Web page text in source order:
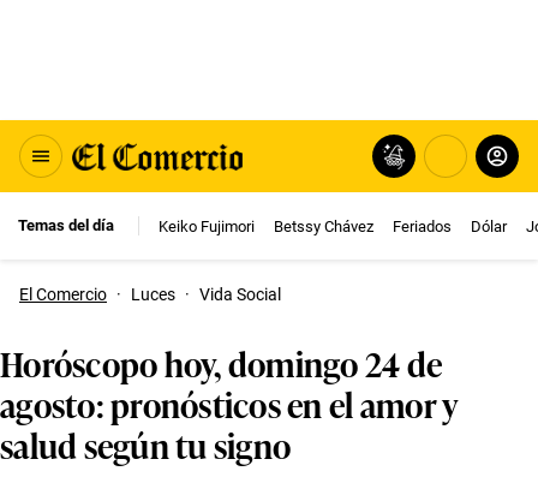
Temas del día Keiko Fujimori Betssy Chávez Feriados Dólar
El Comercio · Luces · Vida Social
Horóscopo hoy, domingo 24 de
agosto: pronósticos en el amor y
salud según tu signo